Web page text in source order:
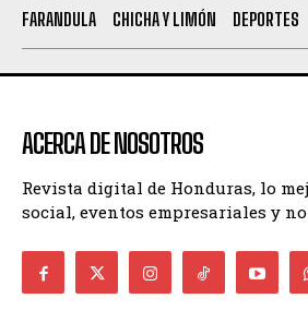
FARANDULA
CHICHA Y LIMÓN DEPORTES
ACERCA DE NOSOTROS
Revista digital de Honduras, lo
social, eventos empresariales y